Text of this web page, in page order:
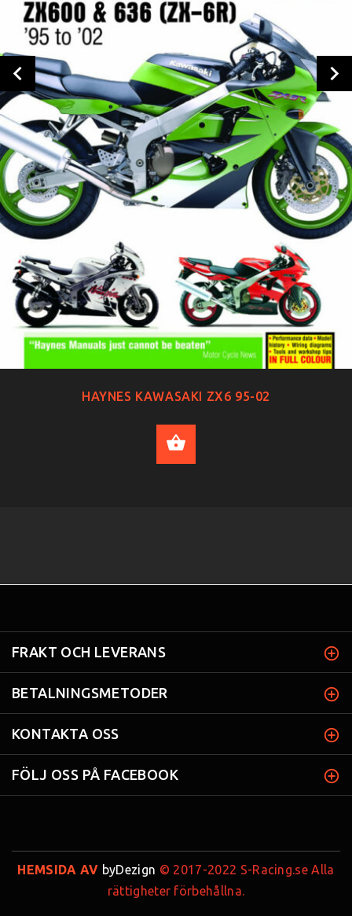
HAYNES KAWASAKI ZX6 95-02
FRAKT OCH LEVERANS
BETALNINGSMETODER
KONTAKTA OSS
FÖLJ OSS PÅ FACEBOOK
HEMSIDA AV byDezign © 2017-2022 S-Racing.se Alla
rättigheter förbehållna.